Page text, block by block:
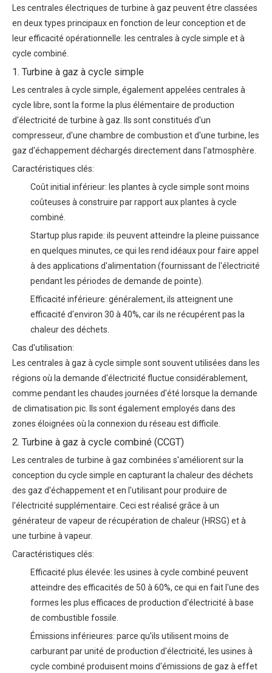
Les centrales électriques de turbine à gaz peuvent être classées
en deux types principaux en fonction de leur conception et de
leur efficacité opérationnelle: les centrales à cycle simple et à
cycle combiné.
1. Turbine à gaz à cycle simple
Les centrales à cycle simple, également appelées centrales à
cycle libre, sont la forme la plus élémentaire de production
d'électricité de turbine à gaz. Ils sont constitués d'un
compresseur, d'une chambre de combustion et d'une turbine, les
gaz d'échappement déchargés directement dans l'atmosphère.
Caractéristiques clés:
Coût initial inférieur: les plantes à cycle simple sont moins
coûteuses à construire par rapport aux plantes à cycle
combiné.
Startup plus rapide: ils peuvent atteindre la pleine puissance
en quelques minutes, ce qui les rend idéaux pour faire appel
à des applications d'alimentation (fournissant de l'électricité
pendant les périodes de demande de pointe).
Efficacité inférieure: généralement, ils atteignent une
efficacité d'environ 30 à 40%, car ils ne récupérent pas la
chaleur des déchets.
Cas d'utilisation:
Les centrales à gaz à cycle simple sont souvent utilisées dans les
régions où la demande d'électricité fluctue considérablement,
comme pendant les chaudes journées d'été lorsque la demande
de climatisation pic. Ils sont également employés dans des
zones éloignées où la connexion du réseau est difficile.
2. Turbine à gaz à cycle combiné (CCGT)
Les centrales de turbine à gaz combinées s'améliorent sur la
conception du cycle simple en capturant la chaleur des déchets
des gaz d'échappement et en l'utilisant pour produire de
l'électricité supplémentaire. Ceci est réalisé grâce à un
générateur de vapeur de récupération de chaleur (HRSG) et à
une turbine à vapeur.
Caractéristiques clés:
Efficacité plus élevée: les usines à cycle combiné peuvent
atteindre des efficacités de 50 à 60%, ce qui en fait l'une des
formes les plus efficaces de production d'électricité à base
de combustible fossile.
Émissions inférieures: parce qu'ils utilisent moins de
carburant par unité de production d'électricité, les usines à
cycle combiné produisent moins d'émissions de gaz à effet